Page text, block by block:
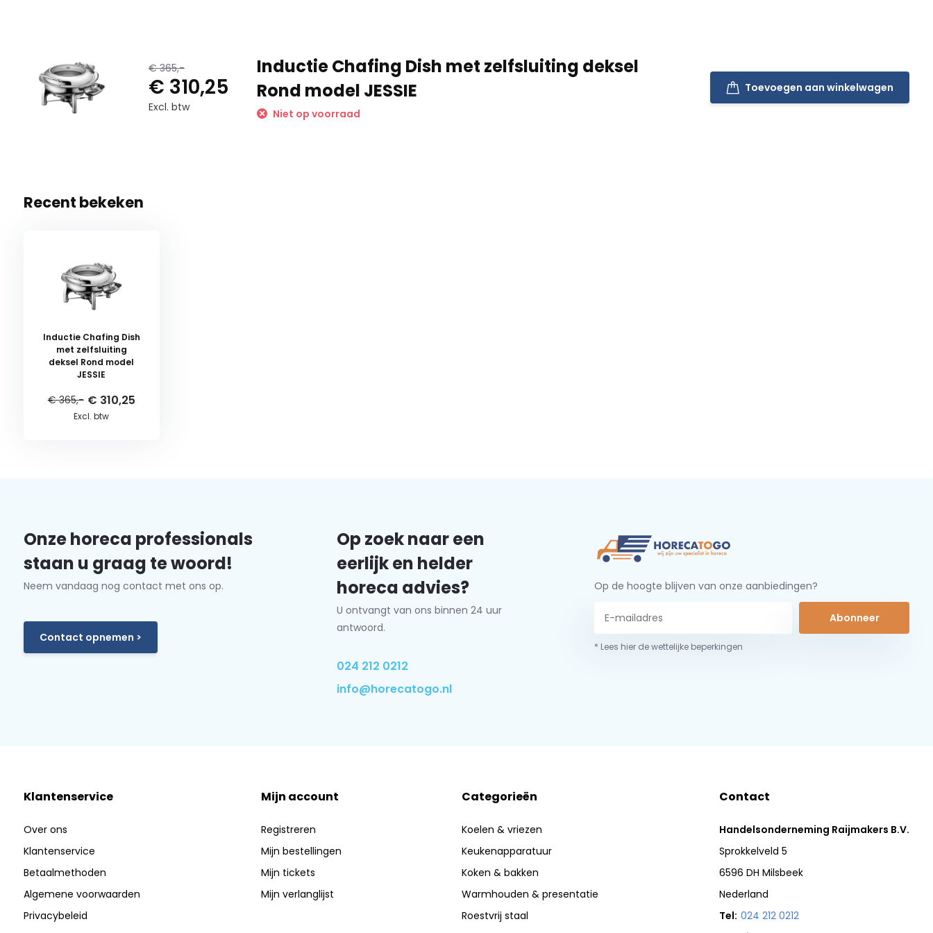
€ 365,-
€ 310,25
Excl. btw
Inductie Chafing Dish met zelfsluiting deksel
Rond model JESSIE
Niet op voorraad
Toevoegen aan winkelwagen
Recent bekeken
Inductie Chafing Dish
met zelfsluiting
deksel Rond model
JESSIE
€ 365,- € 310,25
Excl. btw
Onze horeca professionals
staan u graag te woord!
Neem vandaag nog contact met ons op.
Contact opnemen >
Op zoek naar een
eerlijk en helder
horeca advies?
U ontvangt van ons binnen 24 uur
antwoord.
024 212 0212
info@horecatogo.nl
Op de hoogte blijven van onze aanbiedingen?
Abonneer
* Lees hier de wettelijke beperkingen
Klantenservice
Over ons
Klantenservice
Betaalmethoden
Algemene voorwaarden
Privacybeleid
Mijn account
Registreren
Mijn bestellingen
Mijn tickets
Mijn verlanglijst
Categorieën
Koelen & vriezen
Keukenapparatuur
Koken & bakken
Warmhouden & presentatie
Roestvrij staal
Contact
Handelsonderneming Raijmakers B.V.
Sprokkelveld 5
6596 DH Milsbeek
Nederland
Tel: 024 212 0212